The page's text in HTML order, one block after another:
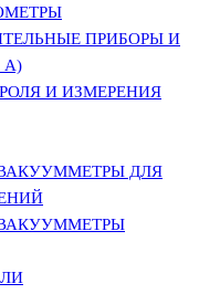
ПРИБОРЫ И
А)
И ИЗМЕРЕНИЯ
ДЛЯ